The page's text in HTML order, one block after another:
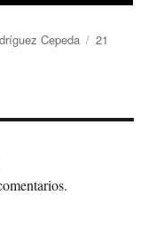
Cepeda
Publicado
21